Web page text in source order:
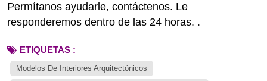
Permítanos ayudarle, contáctenos. Le
responderemos dentro de las 24 horas. .
ETIQUETAS :
Modelos De Interiores Arquitectónicos